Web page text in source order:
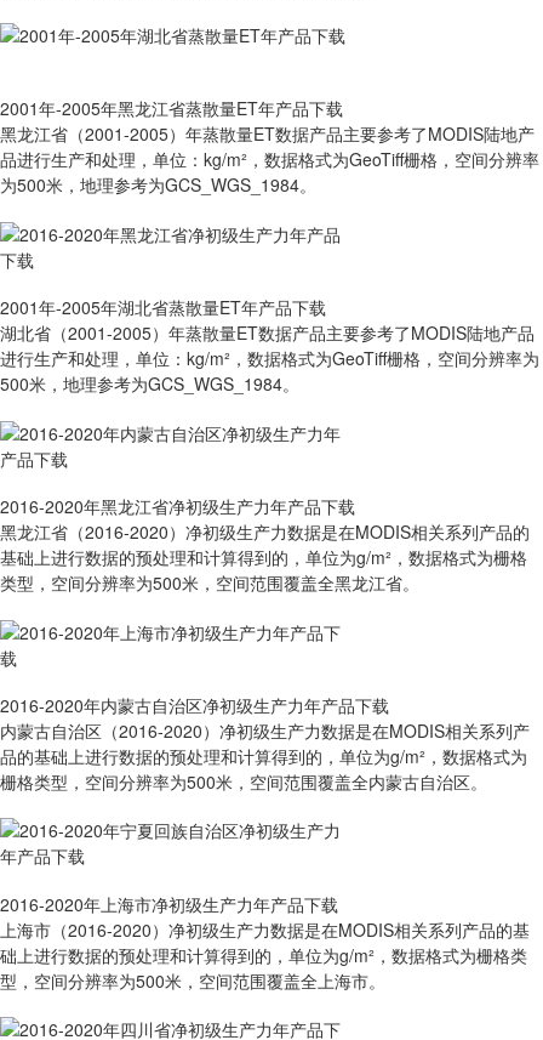
2001年-2005年黑龙江省蒸散量ET年产品下载
黑龙江省（2001-2005）年蒸散量ET数据产品主要参考了MODIS陆地产
品进行生产和处理，单位：kg/m²，数据格式为GeoTiff栅格，空间分辨率
为500米，地理参考为GCS_WGS_1984。
2001年-2005年湖北省蒸散量ET年产品下载
湖北省（2001-2005）年蒸散量ET数据产品主要参考了MODIS陆地产品
进行生产和处理，单位：kg/m²，数据格式为GeoTiff栅格，空间分辨率为
500米，地理参考为GCS_WGS_1984。
2016-2020年黑龙江省净初级生产力年产品下载
黑龙江省（2016-2020）净初级生产力数据是在MODIS相关系列产品的
基础上进行数据的预处理和计算得到的，单位为g/m²，数据格式为栅格
类型，空间分辨率为500米，空间范围覆盖全黑龙江省。
2016-2020年内蒙古自治区净初级生产力年产品下载
内蒙古自治区（2016-2020）净初级生产力数据是在MODIS相关系列产
品的基础上进行数据的预处理和计算得到的，单位为g/m²，数据格式为
栅格类型，空间分辨率为500米，空间范围覆盖全内蒙古自治区。
2016-2020年上海市净初级生产力年产品下载
上海市（2016-2020）净初级生产力数据是在MODIS相关系列产品的基
础上进行数据的预处理和计算得到的，单位为g/m²，数据格式为栅格类
型，空间分辨率为500米，空间范围覆盖全上海市。